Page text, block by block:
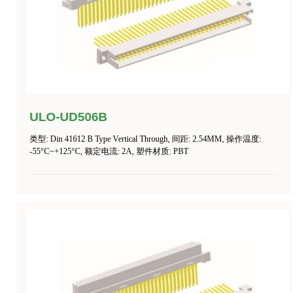
ULO-UD506B
类型: Din 41612 B Type Vertical Through, 间距: 2.54MM, 操作温度:
-55°C~+125°C, 额定电流: 2A, 塑件材质: PBT